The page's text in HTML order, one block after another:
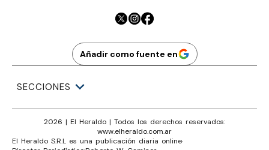
Añadir como fuente en
SECCIONES
2026 | El Heraldo | Todos los derechos reservados:
www.elheraldo.com.ar
El Heraldo S.R.L es una publicación diaria online·